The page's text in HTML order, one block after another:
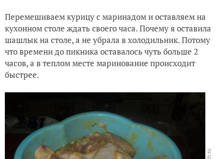
Перемешиваем курицу с маринадом и оставляем на
кухонном столе ждать своего часа. Почему я оставила
шашлык на столе, а не убрала в холодильник. Потому
что времени до пикника оставалось чуть больше 2
часов, а в теплом месте маринование происходит
быстрее.